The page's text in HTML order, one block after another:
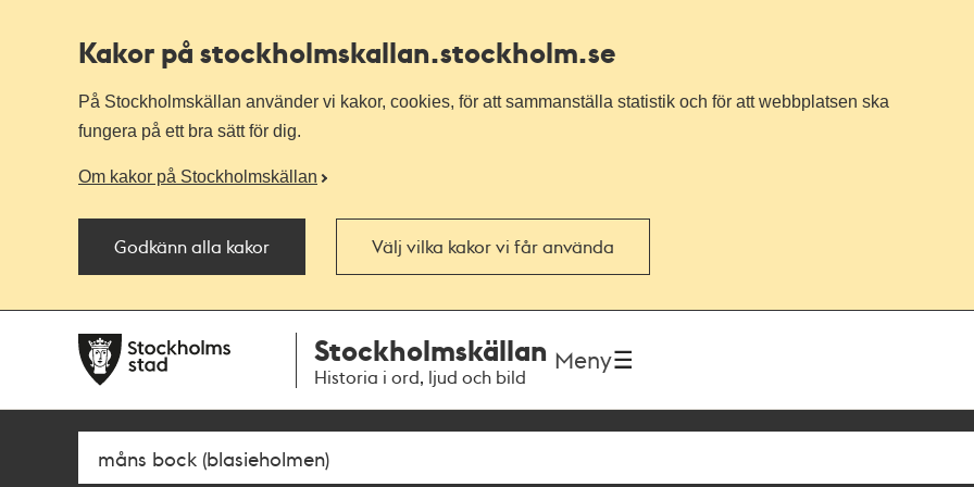
Kakor på stockholmskallan.stockholm.se
På Stockholmskällan använder vi kakor, cookies, för att sammanställa statistik och för att webbplatsen ska
fungera på ett bra sätt för dig.
Om kakor på Stockholmskällan
Godkänn alla kakor Välj vilka kakor vi får använda
navigationen
huvudinnehållet
Stockholmskällan
Historia i ord, ljud och bild
Meny
SökFritextsök